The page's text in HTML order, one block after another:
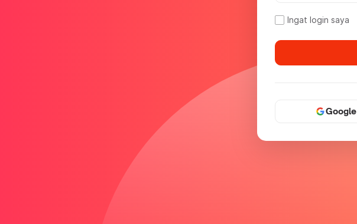
Ingat login saya
Google